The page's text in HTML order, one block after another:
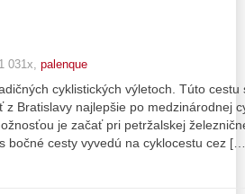
031x, palenque
cyklistických výletoch. Túto
z Bratislavy najlepšie po medzinárodnej
je začať pri petržalskej
bočné cesty vyvedú na cyklocestu cez